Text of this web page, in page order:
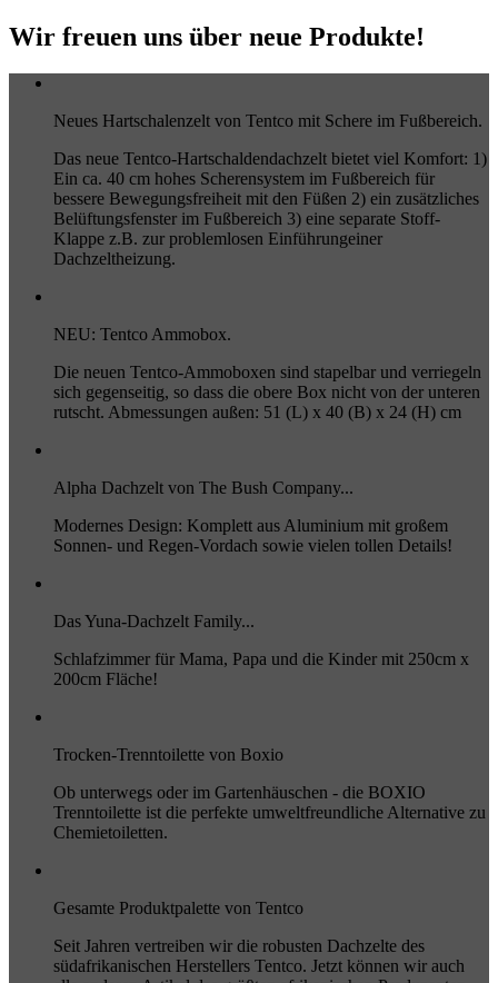
Wir freuen uns über neue Produkte!
Neues Hartschalenzelt von Tentco mit Schere im Fußbereich.
Das neue Tentco-Hartschaldendachzelt bietet viel Komfort: 1)
Ein ca. 40 cm hohes Scherensystem im Fußbereich für
bessere Bewegungsfreiheit mit den Füßen 2) ein zusätzliches
Belüftungsfenster im Fußbereich 3) eine separate Stoff-
Klappe z.B. zur problemlosen Einführungeiner
Dachzeltheizung.
NEU: Tentco Ammobox.
Die neuen Tentco-Ammoboxen sind stapelbar und verriegeln
sich gegenseitig, so dass die obere Box nicht von der unteren
rutscht. Abmessungen außen: 51 (L) x 40 (B) x 24 (H) cm
Alpha Dachzelt von The Bush Company...
Modernes Design: Komplett aus Aluminium mit großem
Sonnen- und Regen-Vordach sowie vielen tollen Details!
Das Yuna-Dachzelt Family...
Schlafzimmer für Mama, Papa und die Kinder mit 250cm x
200cm Fläche!
Trocken-Trenntoilette von Boxio
Ob unterwegs oder im Gartenhäuschen - die BOXIO
Trenntoilette ist die perfekte umweltfreundliche Alternative zu
Chemietoiletten.
Gesamte Produktpalette von Tentco
Seit Jahren vertreiben wir die robusten Dachzelte des
südafrikanischen Herstellers Tentco. Jetzt können wir auch